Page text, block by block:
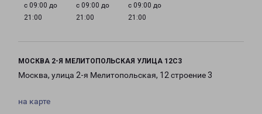
с 09:00 до
21:00
с 09:00 до
21:00
с 09:00 до
21:00
МОСКВА 2-Я МЕЛИТОПОЛЬСКАЯ УЛИЦА 12С3
Москва, улица 2-я Мелитопольская, 12 строение 3
на карте